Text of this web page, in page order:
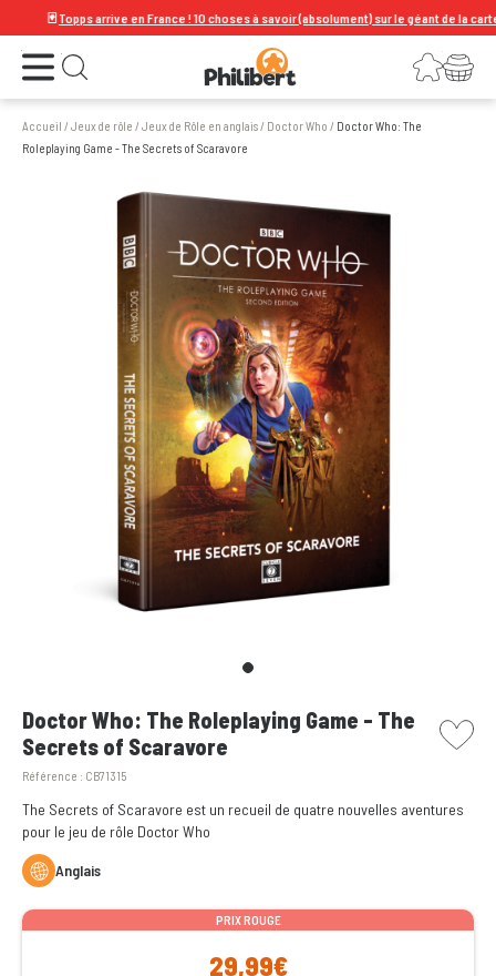
Topps arrive en France ! 10 choses à savoir (absolument) sur le géant de la carte à
Ouvrir le menu Ouvrir la recherche Connexion
Votre panier
Accueil /Jeux de rôle /Jeux de Rôle en anglais/ Doctor Who / Doctor Who: The
Roleplaying Game - The Secrets of Scaravore
Doctor Who: The Roleplaying Game - The
Secrets of Scaravore
Référence : CB71315
picto
The Secrets of Scaravore est un recueil de quatre nouvelles aventures
pour le jeu de rôle Doctor Who
Anglais
PRIX ROUGE
29,99€